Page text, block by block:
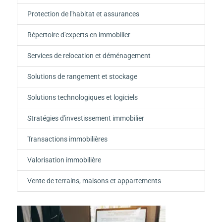
Protection de l'habitat et assurances
Répertoire d'experts en immobilier
Services de relocation et déménagement
Solutions de rangement et stockage
Solutions technologiques et logiciels
Stratégies d'investissement immobilier
Transactions immobilières
Valorisation immobilière
Vente de terrains, maisons et appartements